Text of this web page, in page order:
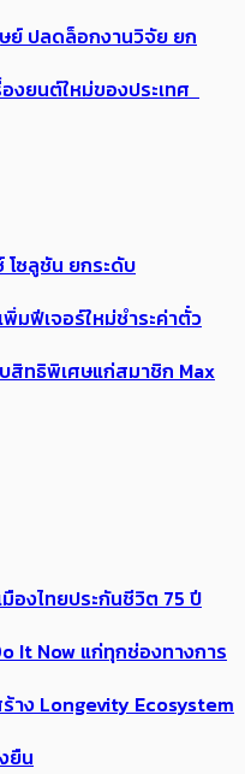
ย์ ปลดล็อกงานวิจัย ยก
งยนต์ใหม่ของประเทศ
โซลูชัน ยกระดับ
มฟีเจอร์ใหม่ชำระค่าตั๋ว
สิทธิพิเศษแก่สมาชิก Max
องไทยประกันชีวิต 75 ปี
It Now แก่ทุกช่องทางการ
าง Longevity Ecosystem
ยืน